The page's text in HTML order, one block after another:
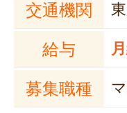
交通機関
給与
募集職種